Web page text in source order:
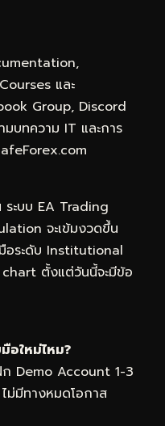
และ
Group, Discord
มบทความ IT และการ
ระบบ EA Trading
จะเข้มงวดขึ้น
อระดับ Institutional
ตั้งแต่วันนี้จะมีข้อ
อใหม่ไหม?
ก Demo Account 1-3
ม่มีทางหมดโอกาส